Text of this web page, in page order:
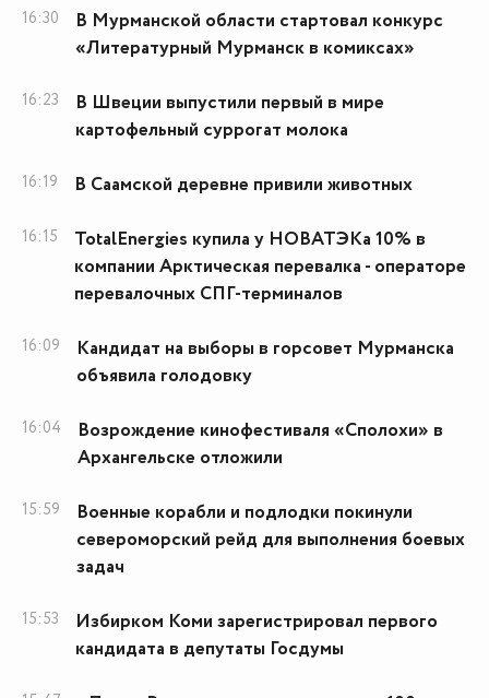
16:30
В Мурманской области стартовал конкурс
«Литературный Мурманск в комиксах»
16:23
В Швеции выпустили первый в мире
картофельный суррогат молока
16:19 В Саамской деревне привили животных
16:15
TotalEnergies купила у НОВАТЭКа 10% в
компании Арктическая перевалка - операторе
перевалочных СПГ-терминалов
16:09
Кандидат на выборы в горсовет Мурманска
объявила голодовку
16:04
Возрождение кинофестиваля «Сполохи» в
Архангельске отложили
15:59
Военные корабли и подлодки покинули
североморский рейд для выполнения боевых
задач
15:53
Избирком Коми зарегистрировал первого
кандидата в депутаты Госдумы